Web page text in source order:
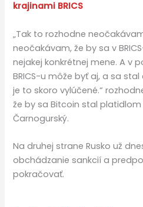
krajinami BRICS
„Tak to rozhodne
neočakávam, že by sa v
nejakej konkrétnej mene. A v
BRICS-u môže byť aj, a sa
je to skoro vylúčené.“
že by sa Bitcoin stal platidlom
Čarnogurský.
Na druhej strane Rusko už
obchádzanie sankcií a
pokračovať.